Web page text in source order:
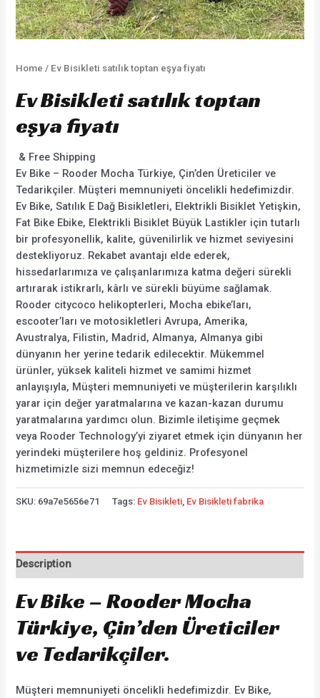
Home / Ev Bisikleti satılık toptan eşya fiyatı
Ev Bisikleti satılık toptan
eşya fiyatı
& Free Shipping
Ev Bike – Rooder Mocha Türkiye, Çin’den Üreticiler ve
Tedarikçiler. Müşteri memnuniyeti öncelikli hedefimizdir.
Ev Bike, Satılık E Dağ Bisikletleri, Elektrikli Bisiklet Yetişkin,
Fat Bike Ebike, Elektrikli Bisiklet Büyük Lastikler için tutarlı
bir profesyonellik, kalite, güvenilirlik ve hizmet seviyesini
destekliyoruz. Rekabet avantajı elde ederek,
hissedarlarımıza ve çalışanlarımıza katma değeri sürekli
artırarak istikrarlı, kârlı ve sürekli büyüme sağlamak.
Rooder citycoco helikopterleri, Mocha ebike’ları,
escooter’ları ve motosikletleri Avrupa, Amerika,
Avustralya, Filistin, Madrid, Almanya, Almanya gibi
dünyanın her yerine tedarik edilecektir. Mükemmel
ürünler, yüksek kaliteli hizmet ve samimi hizmet
anlayışıyla, Müşteri memnuniyeti ve müşterilerin karşılıklı
yarar için değer yaratmalarına ve kazan-kazan durumu
yaratmalarına yardımcı olun. Bizimle iletişime geçmek
veya Rooder Technology’yi ziyaret etmek için dünyanın her
yerindeki müşterilere hoş geldiniz. Profesyonel
hizmetimizle sizi memnun edeceğiz!
SKU: 69a7e5656e71 Tags: Ev Bisikleti Ev Bisikleti fabrika
Description
Ev Bike – Rooder Mocha
Türkiye, Çin’den Üreticiler
ve Tedarikçiler.
Müşteri memnuniyeti öncelikli hedefimizdir. Ev Bike,